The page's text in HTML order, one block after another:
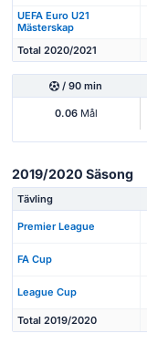
UEFA Euro U21
Mästerskap
Total 2020/2021
/ 90 min
0.06Mål
2019/2020 Säsong
Tävling
Premier League
FA Cup
League Cup
Total 2019/2020